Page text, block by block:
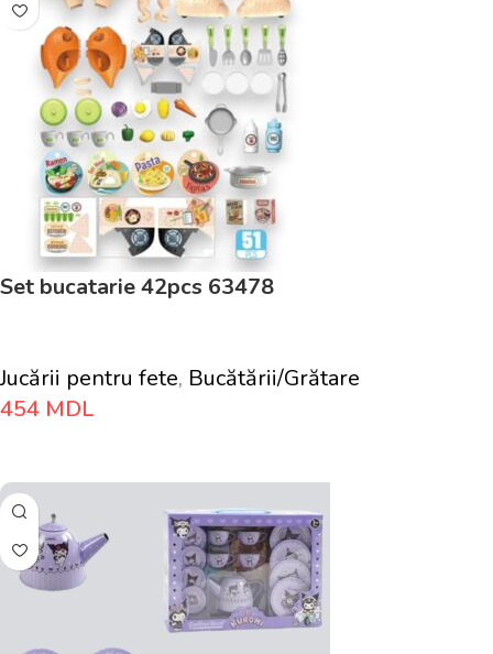
Set bucatarie 42pcs 63478
Jucării pentru fete, Bucătării/Grătare
454 MDL